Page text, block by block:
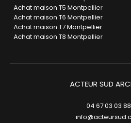
Achat maison T5 Montpellier
Achat maison T6 Montpellier
Achat maison T7 Montpellier
Achat maison T8 Montpellier
ACTEUR SUD
04 67 03 03 88